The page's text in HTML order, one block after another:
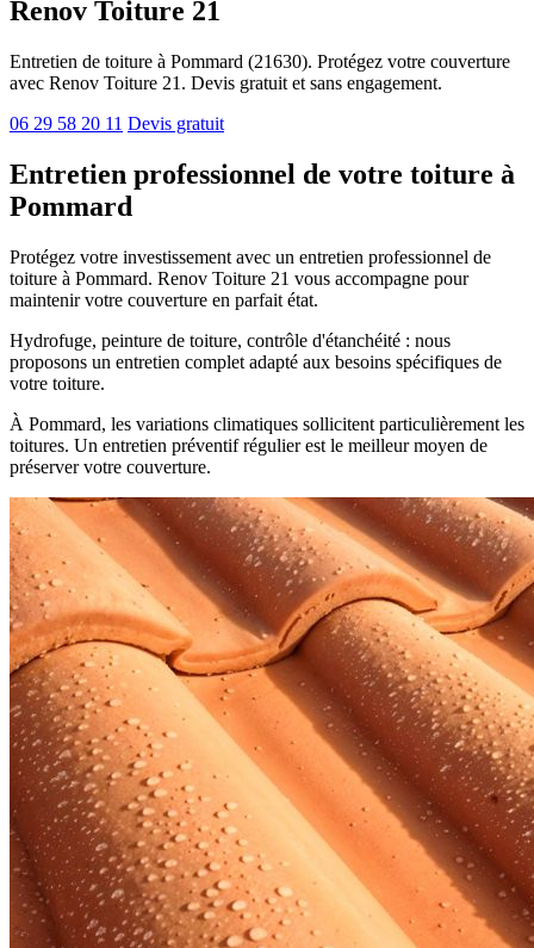
Renov Toiture 21
Entretien de toiture à Pommard (21630). Protégez votre couverture
avec Renov Toiture 21. Devis gratuit et sans engagement.
06 29 58 20 11 Devis gratuit
Entretien professionnel de votre toiture à
Pommard
Protégez votre investissement avec un entretien professionnel de
toiture à Pommard. Renov Toiture 21 vous accompagne pour
maintenir votre couverture en parfait état.
Hydrofuge, peinture de toiture, contrôle d'étanchéité : nous
proposons un entretien complet adapté aux besoins spécifiques de
votre toiture.
À Pommard, les variations climatiques sollicitent particulièrement les
toitures. Un entretien préventif régulier est le meilleur moyen de
préserver votre couverture.